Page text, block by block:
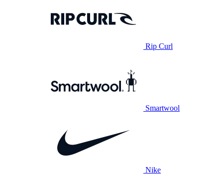
Rip Curl
Smartwool
Nike